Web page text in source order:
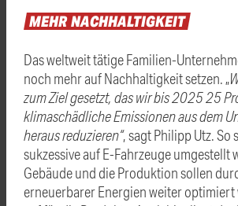
MEHRNACHHALTIGKEIT
Das weltweit tätige Familien-
noch mehr auf Nachhaltigkeit setzen. „
zum Ziel gesetzt, das wir bis 2025 25
klimaschädliche Emissionen aus dem
heraus reduzieren“, sagt Philipp Utz. So
sukzessive auf E-Fahrzeuge umgestellt
Gebäude und die Produktion sollen
erneuerbarer Energien weiter optimiert